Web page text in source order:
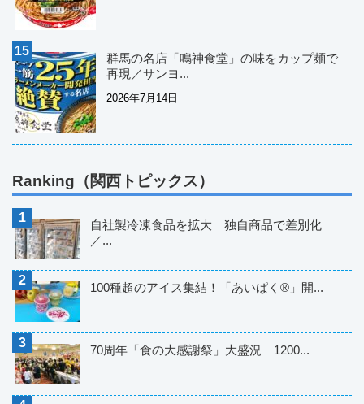
群馬の名店「鳴神食堂」の味をカップ麺で
再現／サンヨ...
2026年7月14日
Ranking（関西トピックス）
自社製冷凍食品を拡大 独自商品で差別化
／...
100種超のアイス集結！「あいぱく®」開...
70周年「食の大感謝祭」大盛況 1200...